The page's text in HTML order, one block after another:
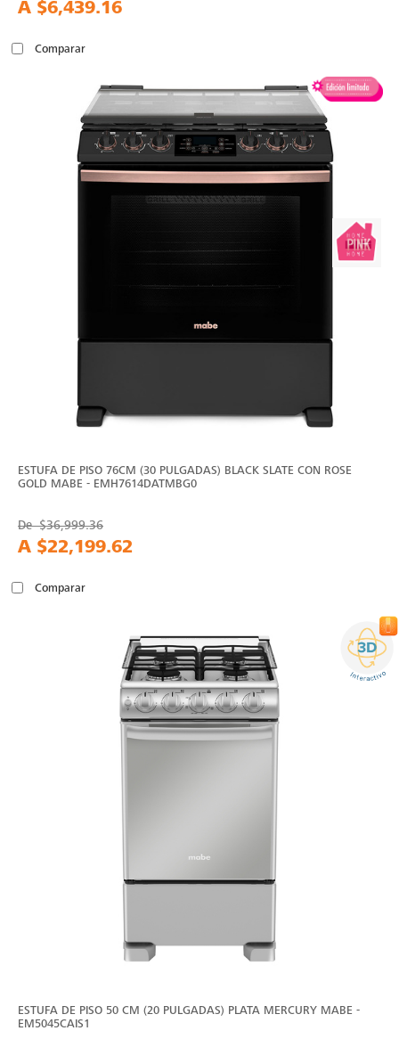
A $6,439.16
Comparar
ESTUFA DE PISO 76CM (30 PULGADAS) BLACK SLATE CON ROSE
GOLD MABE - EMH7614DATMBG0
De$36,999.36
A $22,199.62
Comparar
ESTUFA DE PISO 50 CM (20 PULGADAS) PLATA MERCURY MABE -
EM5045CAIS1